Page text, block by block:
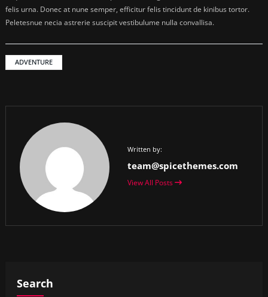
felis urna. Donec at nune semper, efficitur felis tincidunt de kinibus tortor.
Peletesnue necia astrerie suscipit vestibulume nulla convallisa.
ADVENTURE
Written by:
team@spicethemes.com
View All Posts
Search